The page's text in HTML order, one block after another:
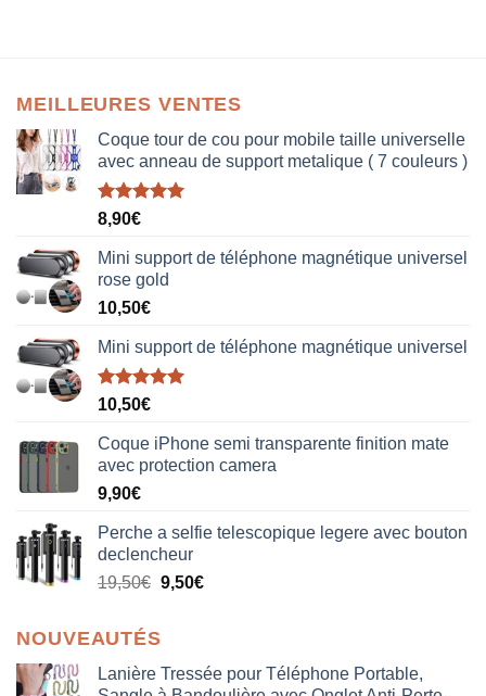
MEILLEURES VENTES
Coque tour de cou pour mobile taille universelle
avec anneau de support metalique ( 7 couleurs )
Note5.00
8,90€
Mini support de téléphone magnétique universel
rose gold
10,50€
Mini support de téléphone magnétique universel
Note5.00
10,50€
Coque iPhone semi transparente finition mate
avec protection camera
9,90€
Perche a selfie telescopique legere avec bouton
declencheur
19,50€ 9,50€
NOUVEAUTÉS
Lanière Tressée pour Téléphone Portable,